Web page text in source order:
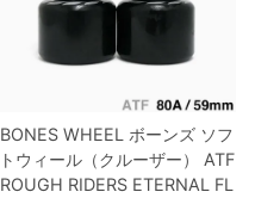
BONES WHEEL ボーンズ ソフ
トウィール（クルーザー）
ATF
ROUGH RIDERS ETERNAL FL